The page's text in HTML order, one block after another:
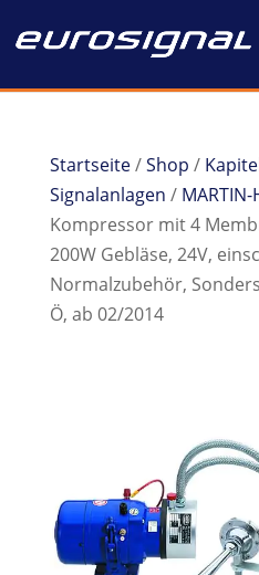
Startseite/Shop /
Signalanlagen /
Kompressor mit 4
200W Gebläse, 24V,
Normalzubehör,
Ö, ab 02/2014